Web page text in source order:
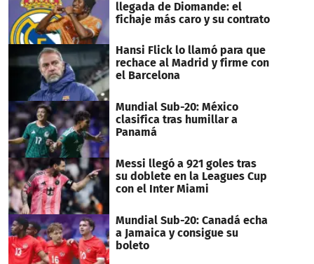
llegada de Diomande: el
fichaje más caro y su contrato
Hansi Flick lo llamó para que
rechace al Madrid y firme con
el Barcelona
Mundial Sub-20: México
clasifica tras humillar a
Panamá
Messi llegó a 921 goles tras
su doblete en la Leagues Cup
con el Inter Miami
Mundial Sub-20: Canadá echa
a Jamaica y consigue su
boleto